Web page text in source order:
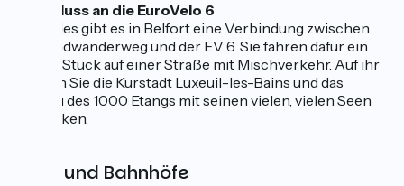
Anschluss an die EuroVelo 6
Bei Selles gibt es in Belfort eine Verbindung zwischen
dem Radwanderweg und der EV 6. Sie fahren dafür ein
kurzes Stück auf einer Straße mit Mischverkehr. Auf ihr
können Sie die Kurstadt Luxeuil-les-Bains und das
Plateau des 1000 Etangs mit seinen vielen, vielen Seen
entdecken.
Züge und Bahnhöfe